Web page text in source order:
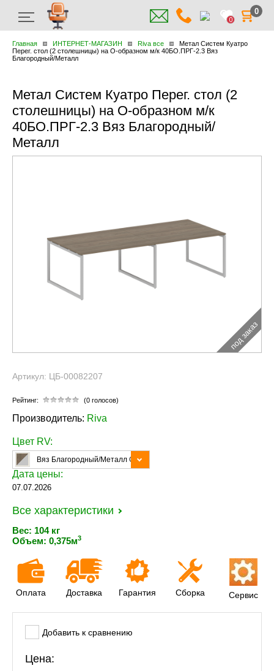
0
0
Главная ИНТЕРНЕТ-МАГАЗИН Riva все
Метал Систем Куатро
Перег. стол (2 столешницы) на О-образном м/к 40БО.ПРГ-2.3 Вяз
Благородный/Металл
Метал Систем Куатро Перег. стол (2
столешницы) на О-образном м/к
40БО.ПРГ-2.3 Вяз Благородный/
Металл
под заказ
Артикул: ЦБ-00082207
Рейтинг: (0 голосов)
Производитель: Riva
Цвет RV:
Вяз Благородный/Металл Серый
Дата цены:
07.07.2026
Все характеристики
Вес: 104 кг
Объем: 0,375м3
Оплата Доставка Гарантия Сборка Сервис
Добавить к сравнению
Цена: